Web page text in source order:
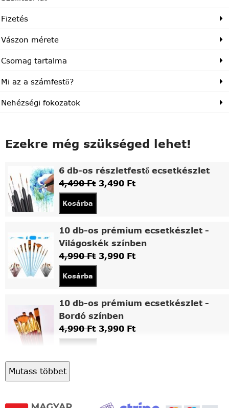
Fizetés
Vászon mérete
Csomag tartalma
Mi az a számfestő?
Nehézségi fokozatok
Ezekre még szükséged lehet!
6 db-os részletfestő ecsetkészlet
4,490Ft 3,490 Ft
Kosárba
10 db-os prémium ecsetkészlet -
Világoskék színben
4,990Ft 3,990 Ft
Kosárba
10 db-os prémium ecsetkészlet -
Bordó színben
4,990Ft 3,990 Ft
Asztali fa festőállvány
Mutass többet